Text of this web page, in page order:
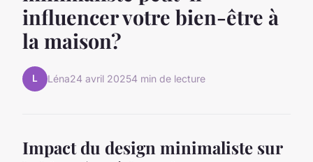
influencer votre bien-être à
la maison?
L Léna24 avril 20254 min de lecture
Impact du design minimaliste sur